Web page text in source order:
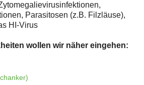
Parasitosen (z.B. Filzläuse),
HI-Virus
wollen wir näher eingehen: